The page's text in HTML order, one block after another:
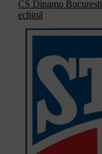
CS Dinamo Bucuresti
echipă